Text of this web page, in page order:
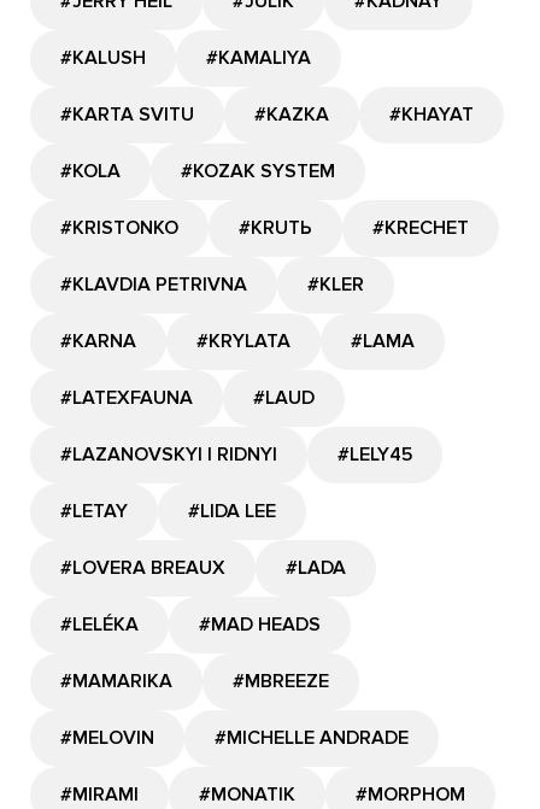
#KALUSH #KAMALIYA
#KARTA SVITU #KAZKA #KHAYAT
#KOLA #KOZAK SYSTEM
#KRISTONKO #KRUTЬ #KRECHET
#KLAVDIA PETRIVNA #KLER
#KARNA #KRYLATA #LAMA
#LATEXFAUNA #LAUD
#LAZANOVSKYI I RIDNYI #LELY45
#LETAY #LIDA LEE
#LOVERA BREAUX #LADA
#LELÉKA #MAD HEADS
#MAMARIKA #MBREEZE
#MELOVIN #MICHELLE ANDRADE
#MIRAMI #MONATIK #MORPHOM